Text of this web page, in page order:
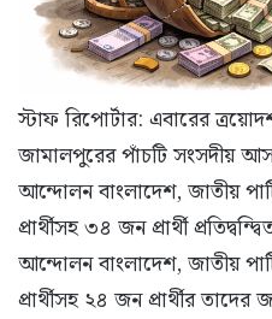
স্টাফ রিপোর্টার: এবারের
জামালপুরের পাঁচটি সংসদীয়
আন্দোলন বাংলাদেশ, জাতীয়
প্রার্থীসহ ৩৪ জন প্রার্থী
আন্দোলন বাংলাদেশ, জাতীয়
প্রার্থীসহ ২৪ জন প্রার্থীর তাদের